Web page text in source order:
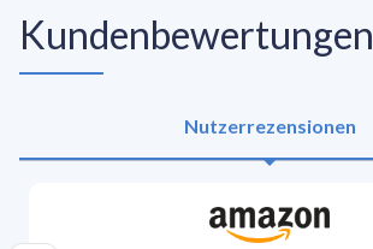
Kundenbewertungen
Nutzerrezensionen